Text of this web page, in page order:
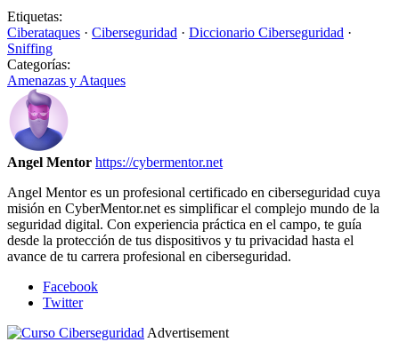
Etiquetas:
Ciberataques · Ciberseguridad · Diccionario Ciberseguridad ·
Sniffing
Categorías:
Amenazas y Ataques
Angel Mentor https://cybermentor.net
Angel Mentor es un profesional certificado en ciberseguridad cuya
misión en CyberMentor.net es simplificar el complejo mundo de la
seguridad digital. Con experiencia práctica en el campo, te guía
desde la protección de tus dispositivos y tu privacidad hasta el
avance de tu carrera profesional en ciberseguridad.
Facebook
Twitter
Advertisement